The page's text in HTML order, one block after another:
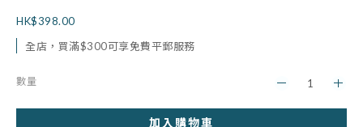
HK$398.00
全店，買滿$300可享免費平郵服務
數量
加入購物車